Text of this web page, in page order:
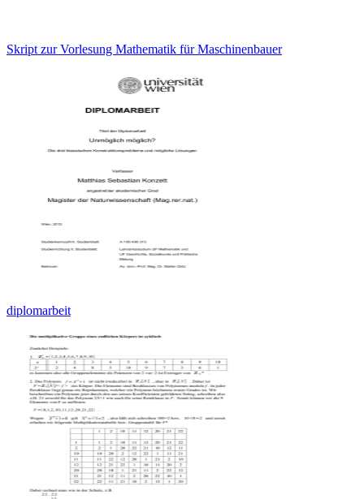
Skript zur Vorlesung Mathematik für Maschinenbauer
diplomarbeit